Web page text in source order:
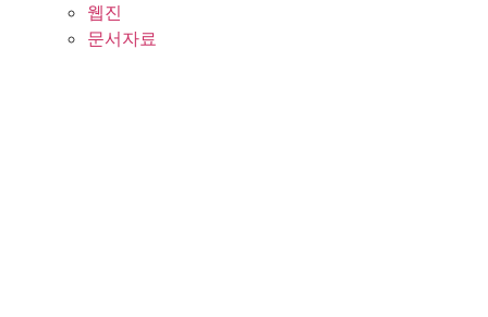
웹진
문서자료